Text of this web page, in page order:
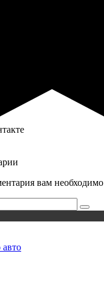
вам необходимо